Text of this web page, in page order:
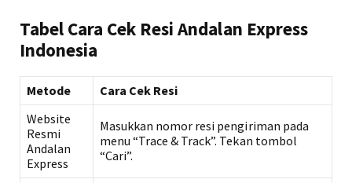
Tabel Cara Cek Resi Andalan Express
Indonesia
Metode
Cara Cek Resi
Website
Resmi
Andalan
Express
Masukkan nomor resi pengiriman pada
menu “Trace & Track”. Tekan tombol
“Cari”.